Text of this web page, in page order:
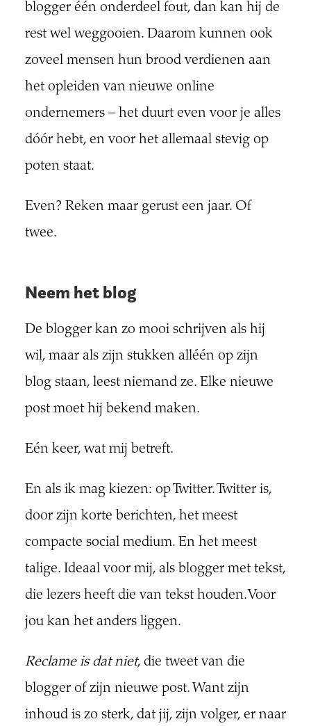
blogger één onderdeel fout, dan kan hij de
rest wel weggooien. Daarom kunnen ook
zoveel mensen hun brood verdienen aan
het opleiden van nieuwe online
ondernemers – het duurt even voor je alles
dóór hebt, en voor het allemaal stevig op
poten staat.
Even? Reken maar gerust een jaar. Of
twee.
Neem het blog
De blogger kan zo mooi schrijven als hij
wil, maar als zijn stukken alléén op zijn
blog staan, leest niemand ze. Elke nieuwe
post moet hij bekend maken.
Eén keer, wat mij betreft.
En als ik mag kiezen: op Twitter. Twitter is,
door zijn korte berichten, het meest
compacte social medium. En het meest
talige. Ideaal voor mij, als blogger met tekst,
die lezers heeft die van tekst houden. Voor
jou kan het anders liggen.
Reclame is dat niet, die tweet van die
blogger of zijn nieuwe post. Want zijn
inhoud is zo sterk, dat jij, zijn volger, er naar